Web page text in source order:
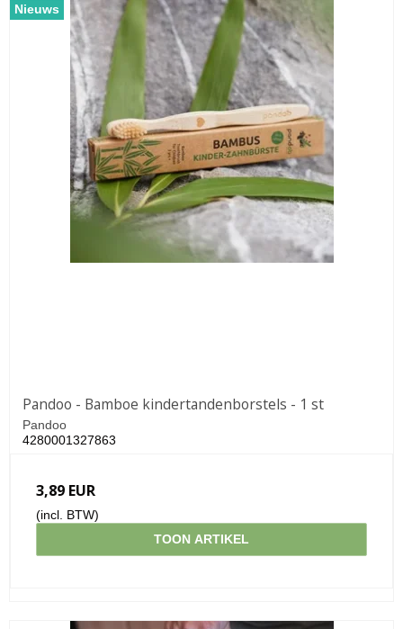
Nieuws
Pandoo - Bamboe kindertandenborstels - 1 st
Pandoo
4280001327863
3,89 EUR
(incl. BTW)
TOON ARTIKEL